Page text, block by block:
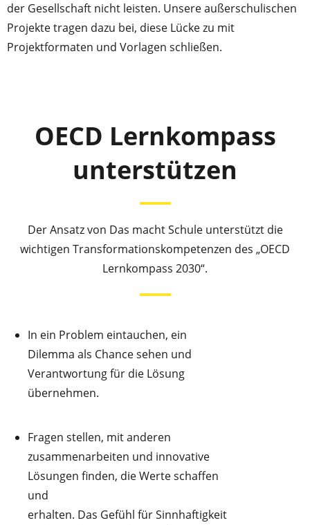
der Gesellschaft nicht leisten. Unsere außerschulischen
Projekte tragen dazu bei, diese Lücke zu mit
Projektformaten und Vorlagen schließen.
OECD Lernkompass
unterstützen
Der Ansatz von Das macht Schule unterstützt die
wichtigen Transformationskompetenzen des „OECD
Lernkompass 2030“.
In ein Problem eintauchen, ein
Dilemma als Chance sehen und
Verantwortung für die Lösung
übernehmen.
Fragen stellen, mit anderen
zusammenarbeiten und innovative
Lösungen finden, die Werte schaffen
und
erhalten. Das Gefühl für Sinnhaftigkeit